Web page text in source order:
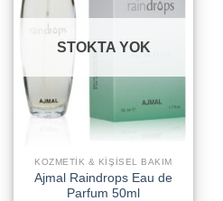
STOKTA YOK
KOZMETIK & KIŞISEL BAKIM
Ajmal Raindrops Eau de
Parfum 50ml